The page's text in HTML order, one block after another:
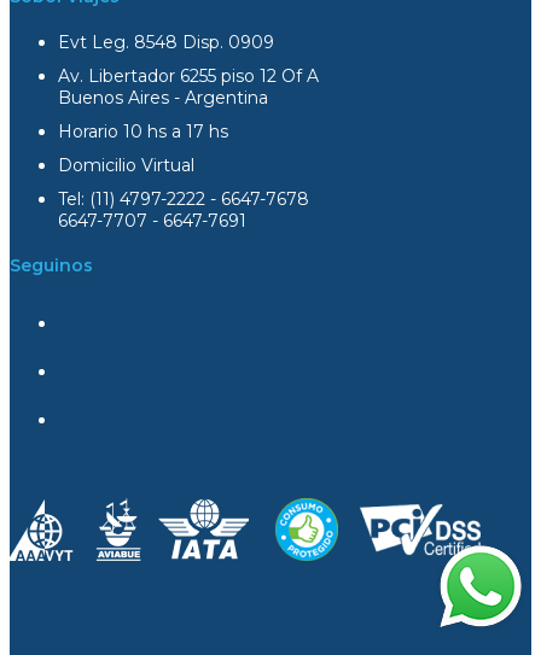
Evt Leg. 8548 Disp. 0909
Av. Libertador 6255 piso 12 Of A
Buenos Aires - Argentina
Horario 10 hs a 17 hs
Domicilio Virtual
Tel: (11) 4797-2222 - 6647-7678
6647-7707 - 6647-7691
Seguinos